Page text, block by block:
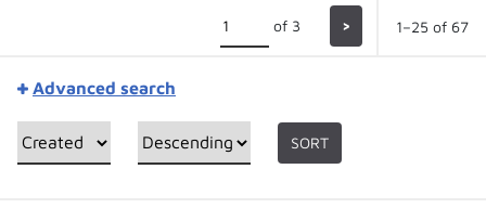
of 3 > 1–25 of 67
Advanced search
SORT